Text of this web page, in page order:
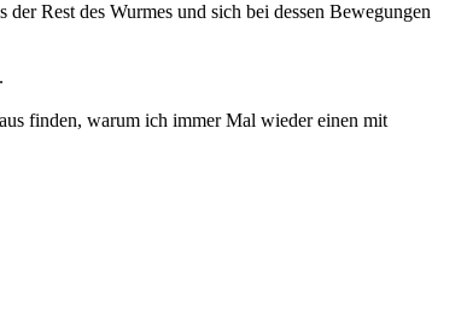
Rest des Wurmes und sich bei dessen Bewegungen
finden, warum ich immer Mal wieder einen mit